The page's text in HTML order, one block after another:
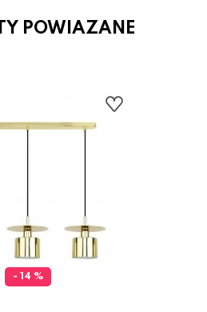
POWIAZANE
- 14 %